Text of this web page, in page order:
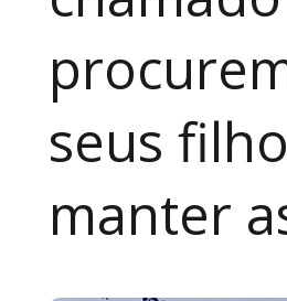
seus
manter